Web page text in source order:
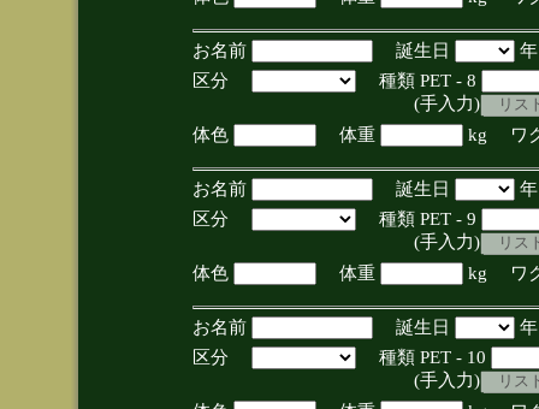
お名前 誕生日
区分
種類 PET - 8
(手入力)
体色
体重 kg ワ
お名前 誕生日
区分
種類 PET - 9
(手入力)
体色
体重 kg ワ
お名前 誕生日
区分
種類 PET - 10
(手入力)